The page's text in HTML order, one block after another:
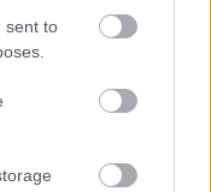
sent to
tanulását sosem
Ifjú